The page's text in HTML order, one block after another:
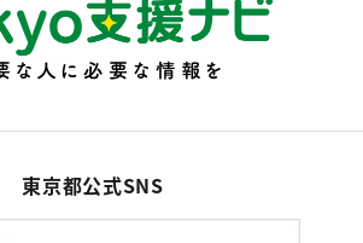
東京都公式SNS